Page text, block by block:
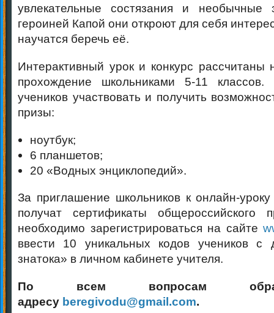
увлекательные состязания и необычные
героиней Капой они откроют для себя
научатся беречь её.
Интерактивный урок и конкурс рассчитаны
прохождение школьниками 5-11
учеников участвовать и получить
призы:
ноутбук;
6 планшетов;
20 «Водных энциклопедий».
За приглашение школьников к онлайн-уроку
получат сертификаты общероссийского
необходимо зарегистрироваться на сайте
ввести 10 уникальных кодов учеников с
знатока» в личном кабинете учителя.
По всем вопросам
адресу beregivodu@gmail.com.